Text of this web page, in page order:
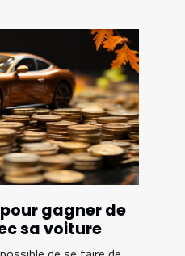
gagner de
sa voiture